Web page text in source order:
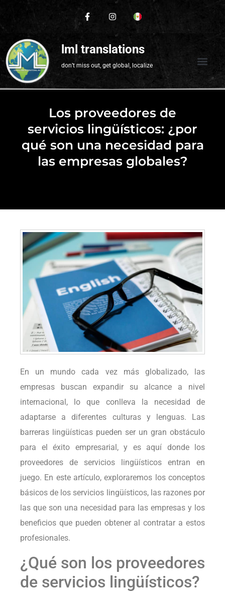
lml translations
don’t miss out, get global, localize
Los proveedores de
servicios lingüísticos: ¿por
qué son una necesidad para
las empresas globales?
En un mundo cada vez más globalizado, las
empresas buscan expandir su alcance a nivel
internacional, lo que conlleva la necesidad de
adaptarse a diferentes culturas y lenguas. Las
barreras lingüísticas pueden ser un gran obstáculo
para el éxito empresarial, y es aquí donde los
proveedores de servicios lingüísticos entran en
juego. En este artículo, exploraremos los conceptos
básicos de los servicios lingüísticos, las razones por
las que son una necesidad para las empresas y los
beneficios que pueden obtener al contratar a estos
profesionales.
¿Qué son los proveedores
de servicios lingüísticos?